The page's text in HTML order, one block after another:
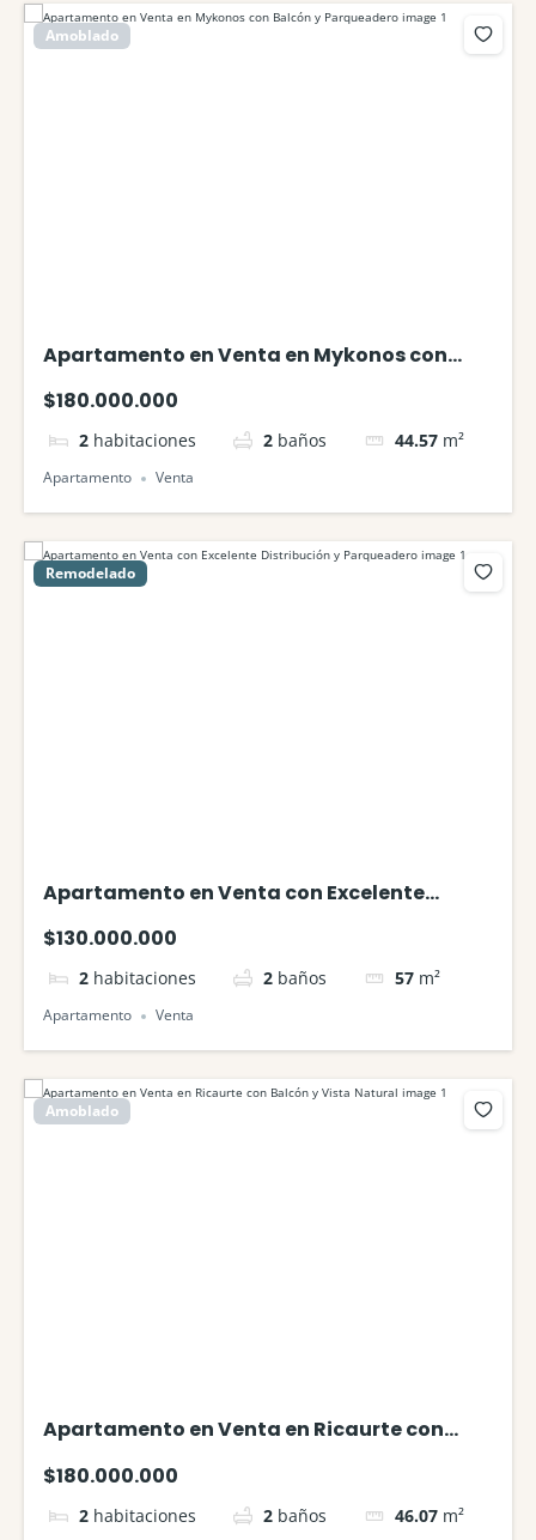
Amoblado
Apartamento en Venta en Mykonos con
$180.000.000
2 habitaciones 2 baños 44.57 m²
Apartamento Venta
Remodelado
Apartamento en Venta con Excelente
$130.000.000
2 habitaciones 2 baños 57 m²
Apartamento Venta
Amoblado
Apartamento en Venta en Ricaurte con
$180.000.000
2 habitaciones 2 baños 46.07 m²